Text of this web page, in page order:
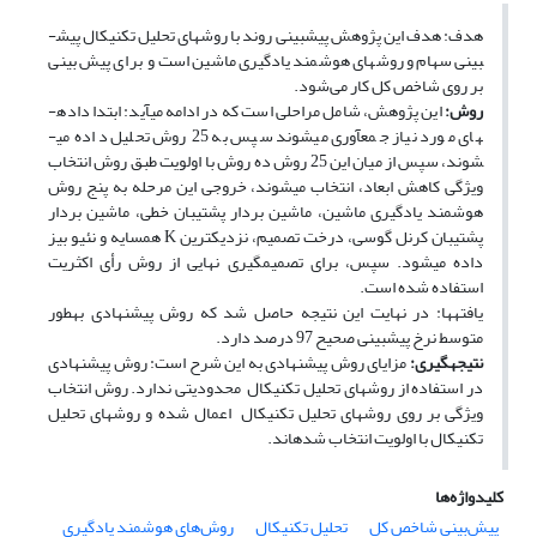
هدف: هدف این پژوهش پیش­بینی روند با روش­های تحلیل تکنیکال پیش­
بینی سهام و روش­های هوشمند یادگیری ماشین است و برای پیش بینی
بر روی شاخص کل کار می‌شود.
روش:
این پژوهش، شامل مراحلی است که در ادامه می­آید: ابتدا داده­
های مورد نیاز جمع­آوری می­شوند سپس به 25 روش تحلیل داده می­
شوند، سپس از میان این 25 روش ده روش با اولویت طبق روش­ انتخاب
ویژگی کاهش ابعاد، انتخاب می­شوند، خروجی این مرحله به پنج روش
هوشمند یادگیری ماشین، ماشین بردار پشتیبان خطی، ماشین بردار
پشتیبان کرنل گوسی، درخت تصمیم، نزدیک­ترین K همسایه و نئیو بیز
داده می­شود. سپس، برای تصمیم­گیری نهایی از روش رأی اکثریت
استفاده شده است.
یافته‎ها: در نهایت این نتیجه حاصل شد که روش پیشنهادی به­طور
متوسط نرخ پیش­بینی صحیح 97 درصد دارد.
نتیجهگیری:مزایای روش پیشنهادی به این شرح است: روش پیشنهادی
در استفاده از روش­های تحلیل تکنیکال محدودیتی ندارد. روش انتخاب
ویژگی بر روی روش­های تحلیل تکنیکال اعمال شده و روش­های تحلیل
تکنیکال با اولویت انتخاب شده­اند.
کلیدواژه‌ها
پیش‌بینی شاخص کل
تحلیل تکنیکال روش‌های هوشمند یادگیری